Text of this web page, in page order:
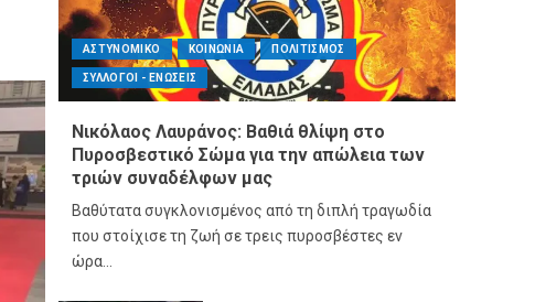
ΑΣΤΥΝΟΜΙΚΟ ΚΟΙΝΩΝΙΑ ΠΟΛΙΤΙΣΜΟΣ
ΣΥΛΛΟΓΟΙ - ΕΝΩΣΕΙΣ
Νικόλαος Λαυράνος: Βαθιά θλίψη στο
Πυροσβεστικό Σώμα για την απώλεια των
τριών συναδέλφων μας
Βαθύτατα συγκλονισμένος από τη διπλή τραγωδία
που στοίχισε τη ζωή σε τρεις πυροσβέστες εν
ώρα...